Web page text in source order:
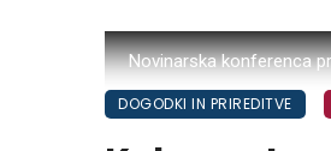
Novinarska konferenca
DOGODKI IN PRIREDITVE